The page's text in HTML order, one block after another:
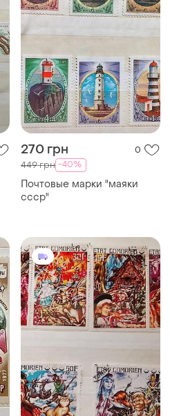
270 грн 0
449 грн -40%
Почтовые марки "маяки
ссср"